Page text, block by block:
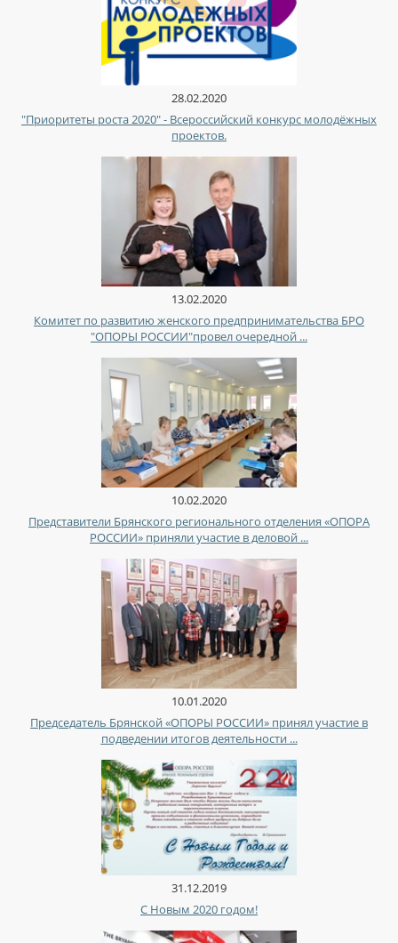
28.02.2020
"Приоритеты роста 2020" - Всероссийский конкурс молодёжных
проектов.
13.02.2020
Комитет по развитию женского предпринимательства БРО
"ОПОРЫ РОССИИ"провел очередной ...
10.02.2020
Представители Брянского регионального отделения «ОПОРА
РОССИИ» приняли участие в деловой ...
10.01.2020
Председатель Брянской «ОПОРЫ РОССИИ» принял участие в
подведении итогов деятельности ...
31.12.2019
С Новым 2020 годом!